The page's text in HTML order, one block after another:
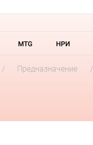
MTG НРИ
Предназначение